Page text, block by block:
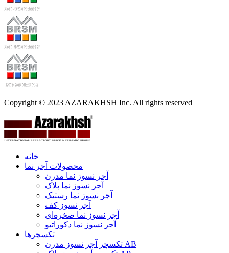
Copyright © 2023 AZARAKHSH Inc. All rights reserved
خانه
محصولات آجر نما
آجر نسوز نما مدرن
آجر نسوز نما پلاک
آجر نسوز نما رستیک
آجر نسوز کف
آجر نسوز نما صخره‌ای
آجر نسوز نما دکوراتیو
تکسچرها
تکسچر آجر نسوز مدرن AB